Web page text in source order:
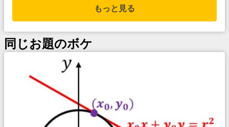
もっと見る
同じお題のボケ